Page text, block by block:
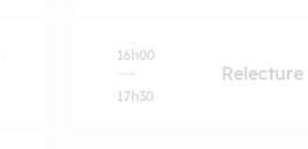
16h00
17h30